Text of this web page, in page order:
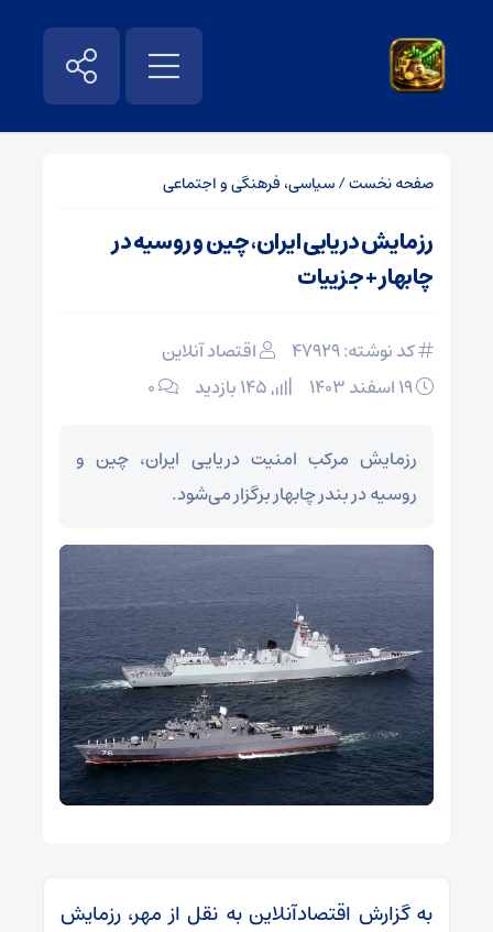
صفحه نخست/سیاسی، فرهنگی و اجتماعی
رزمایش دریایی ایران، چین و روسیه در
چابهار + جزییات
کد نوشته: 47929
اقتصاد آنلاین
۰
رزمایش مرکب امنیت دریایی ایران، چین و
روسیه در بندر چابهار برگزار می‌شود.
به گزارش اقتصادآنلاین به نقل از مهر، رزمایش